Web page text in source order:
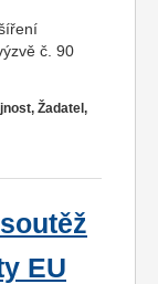
č. 90
Žadatel,
EU